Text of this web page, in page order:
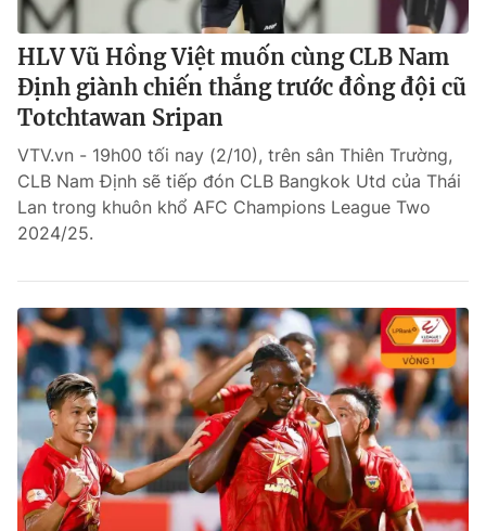
HLV Vũ Hồng Việt muốn cùng CLB Nam
Định giành chiến thắng trước đồng đội cũ
Totchtawan Sripan
VTV.vn - 19h00 tối nay (2/10), trên sân Thiên Trường,
CLB Nam Định sẽ tiếp đón CLB Bangkok Utd của Thái
Lan trong khuôn khổ AFC Champions League Two
2024/25.